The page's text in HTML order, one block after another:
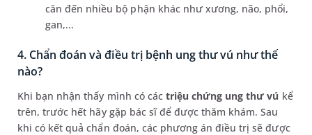
căn đến nhiều bộ phận khác như xương, não, phổi,
gan,...
4. Chẩn đoán và điều trị bệnh ung thư vú như thế
nào?
Khi bạn nhận thấy mình có các triệu chứng ung thư vú kể
trên, trước hết hãy gặp bác sĩ để được thăm khám. Sau
khi có kết quả chẩn đoán, các phương án điều trị sẽ được